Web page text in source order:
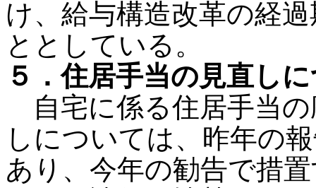
け、給与構造改革の経
ととしている。
５．住居手当の見直し
自宅に係る住居手当の
しについては、昨年の
あり、今年の勧告で措